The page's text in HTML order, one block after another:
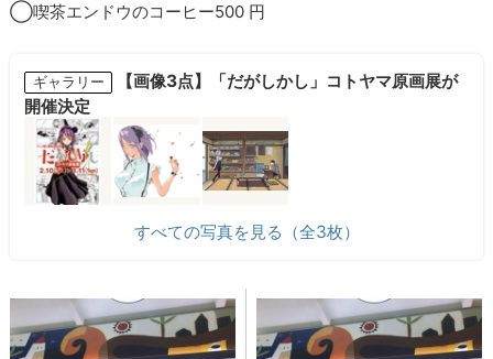
◯喫茶エンドウのコーヒー500 円
ギャラリー
【画像3点】「だがしかし」コトヤマ原画展が
開催決定
すべての写真を見る（全3枚）